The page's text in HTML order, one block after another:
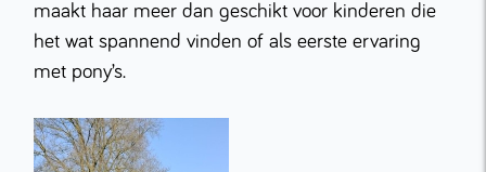
maakt haar meer dan geschikt voor kinderen die
het wat spannend vinden of als eerste ervaring
met pony’s.